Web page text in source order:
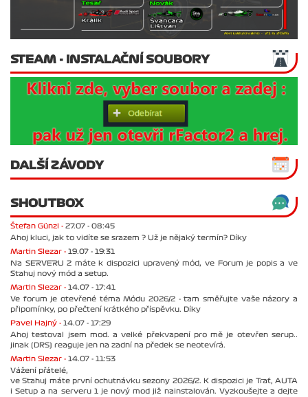
STEAM - INSTALAČNÍ SOUBORY
DALŠÍ ZÁVODY
SHOUTBOX
Štefan Günzl - 27.07 - 08:45
Ahoj kluci, jak to vidíte se srazem ? Už je nějaký termín? Díky
Martin Slezar - 19.07 - 19:31
Na SERVERU 2 máte k dispozici upravený mód, ve Forum je popis a ve
Stahuj nový mód a setup.
Martin Slezar - 14.07 - 17:41
Ve forum je otevřené téma Módu 2026/2 - tam směřujte vaše názory a
připomínky, po přečtení krátkého příspěvku. Díky
Pavel Hajný - 14.07 - 17:29
Ahoj testoval jsem mod. a velké překvapení pro mě je otevřen serup..
jinak (DRS) reaguje jen na zadní na předek se neotevírá.
Martin Slezar - 14.07 - 11:53
Vážení přátelé,
ve Stahuj máte první ochutnávku sezony 2026/2. K dispozici je Trať, AUTA
i Setup a na serveru 1 je nový mod již nainstalován. Vyzkoušejte a dejte